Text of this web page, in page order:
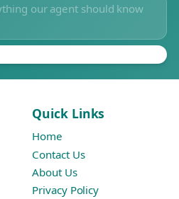
Quick Links
Home
Contact Us
About Us
Privacy Policy